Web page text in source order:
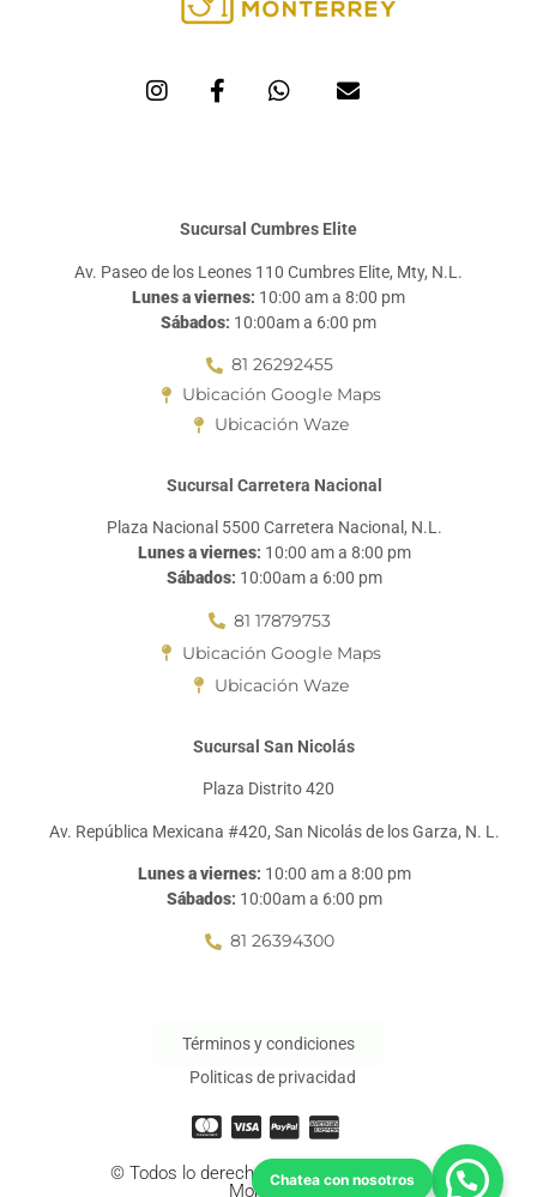
Sucursal Cumbres Elite
Av. Paseo de los Leones 110 Cumbres Elite, Mty, N.L.
Lunes a viernes: 10:00 am a 8:00 pm
Sábados: 10:00am a 6:00 pm
81 26292455
Ubicación Google Maps
Ubicación Waze
Sucursal Carretera Nacional
Plaza Nacional 5500 Carretera Nacional, N.L.
Lunes a viernes: 10:00 am a 8:00 pm
Sábados: 10:00am a 6:00 pm
81 17879753
Ubicación Google Maps
Ubicación Waze
Sucursal San Nicolás
Plaza Distrito 420
Av. República Mexicana #420, San Nicolás de los Garza, N. L.
Lunes a viernes: 10:00 am a 8:00 pm
Sábados: 10:00am a 6:00 pm
81 26394300
Términos y condiciones
Politicas de privacidad
© Todos lo derechos reservados a Salas
Monterrey